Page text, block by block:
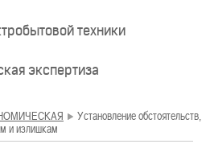
техники
экспертиза
Установление обстоятельств,
и излишкам